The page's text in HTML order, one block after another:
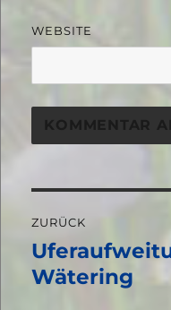
WEBSITE
ZURÜCK
Vorheriger
Beitrag:
Wätering